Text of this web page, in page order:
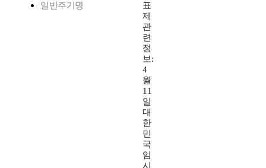
일반주기명
표
제
관
련
정
보:
4
월
11
일
대
한
민
국
임
시